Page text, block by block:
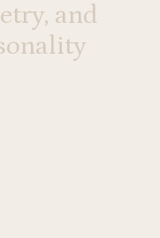
and